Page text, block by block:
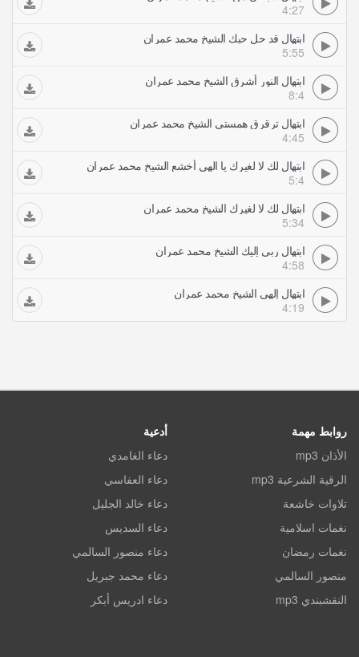
4:27
ابتهال قد حل حبك الشيخ محمد عمران
5:55
ابتهال النور أشرق الشيخ محمد عمران
8:4
ابتهال ترقرق همستي الشيخ محمد عمران
4:45
ابتهال لك لا لغيرك يا الهي أخشع الشيخ محمد عمران
5:4
ابتهال لك لا لغيرك الشيخ محمد عمران
5:34
ابتهال ربي إليك الشيخ محمد عمران
4:58
ابتهال إلهي الشيخ محمد عمران
4:19
روابط مهمة
الأذان mp3
الرقية الشرعية mp3
تلاوات خاشعة
نغمات اسلامية
نغمات رمضان
منصور السالمي
النقشبندي mp3
أدعية
دعاء الغامدي
دعاء العفاسي
دعاء خالد الجليل
دعاء السديس
دعاء منصور السالمي
دعاء محمد جبريل
دعاء ادريس أبكر